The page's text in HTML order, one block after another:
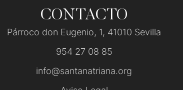
CONTACTO
Párroco don Eugenio, 1, 41010 Sevilla
954 27 08 85
info@santanatriana.org